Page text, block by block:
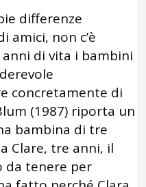
differenze
amici, non c’è
di vita i bambini
concretamente di
(1987) riporta un
bambina di tre
Clare, tre anni, il
da tenere per